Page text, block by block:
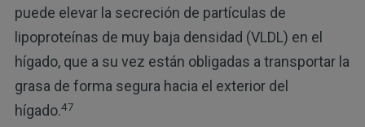
puede elevar la secreción de partículas de
lipoproteínas de muy baja densidad (VLDL) en el
hígado, que a su vez están obligadas a transportar la
grasa de forma segura hacia el exterior del
hígado.47